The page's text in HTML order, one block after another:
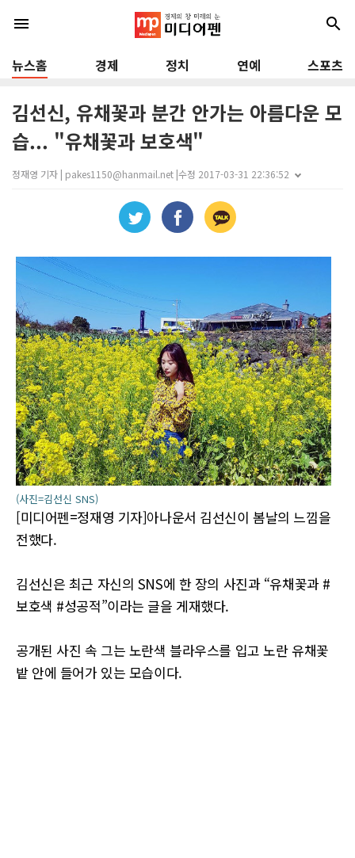
menu search
뉴스홈 경제 정치 연예 스포츠
김선신, 유채꽃과 분간 안가는 아름다운 모
습... "유채꽃과 보호색"
정재영 기자 | pakes1150@hanmail.net |수정 2017-03-31 22:36:52
(사진=김선신 SNS)
[미디어펜=정재영 기자]아나운서 김선신이 봄날의 느낌을
전했다.
김선신은 최근 자신의 SNS에 한 장의 사진과 “유채꽃과 #
보호색 #성공적”이라는 글을 게재했다.
공개된 사진 속 그는 노란색 블라우스를 입고 노란 유채꽃
밭 안에 들어가 있는 모습이다.